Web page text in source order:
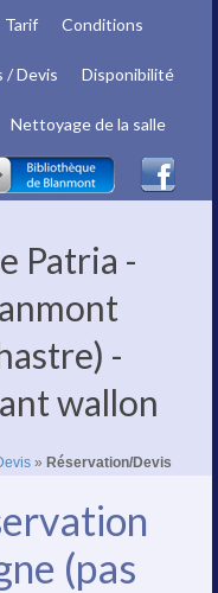
Tarif Conditions
/ Devis Disponibilité
Nettoyage de la salle
Patria -
-
wallon
» Réservation/Devis
(pas